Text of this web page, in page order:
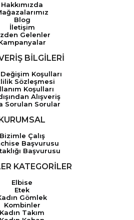
Hakkımızda
Blog
İletişim
Gelenler
BİLGİLERİ
Koşulları
Sözleşmesi
Koşulları
Alışveriş
Sorulan Sorular
KURUMSAL
Bizimle Çalış
Başvurusu
Başvurusu
KATEGORİLER
Elbise
Etek
Gömlek
Kombinler
Kadın Takım